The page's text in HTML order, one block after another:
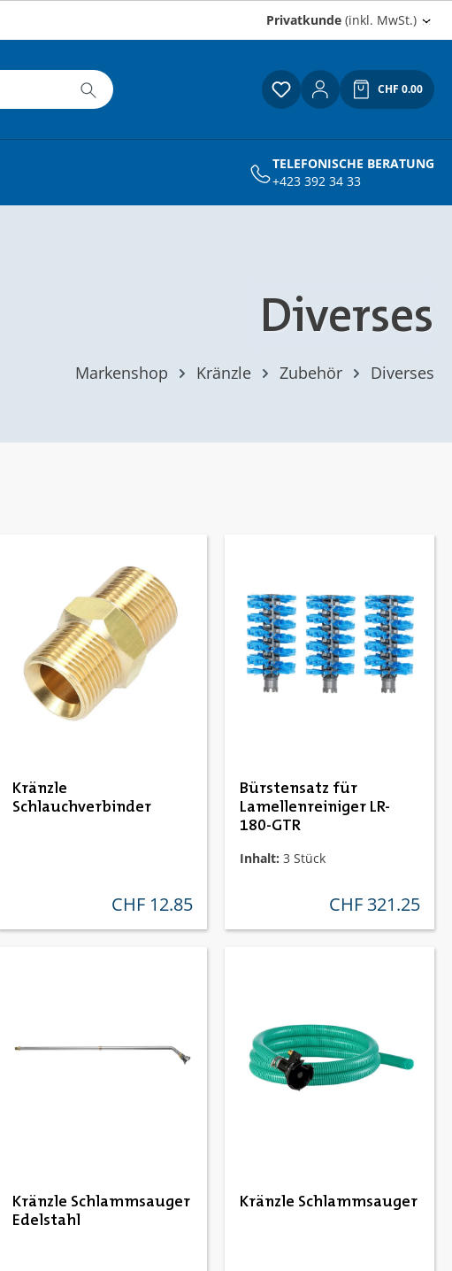
Privatkunde (inkl. MwSt.)
Du hast 0 Produkte auf
CHF 0.00
TELEFONISCHE BERATUNG
+423 392 34 33
Diverses
Markenshop Kränzle Zubehör Diverses
Kränzle
Schlauchverbinder
regulärer preis:
CHF 12.85
Bürstensatz für
Lamellenreiniger LR-
180-GTR
Inhalt: 3 Stück
regulärer preis:
CHF 321.25
Kränzle Schlammsauger
Edelstahl
Kränzle Schlammsauger